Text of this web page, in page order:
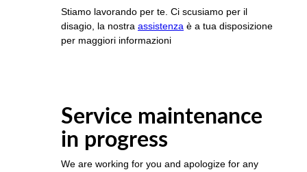
Stiamo lavorando per te. Ci scusiamo per il
disagio, la nostra assistenza è a tua disposizione
per maggiori informazioni
Service maintenance
in progress
We are working for you and apologize for any